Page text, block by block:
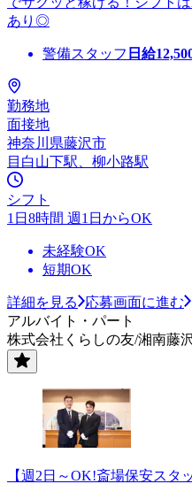
あり◎
警備スタッフ 日給
勤務地
面接地
神奈川県藤沢市
目白山下駅、柳小路駅
シフト
1日8時間 週1日からOK
未経験OK
短期OK
詳細を見る
応募画面に進む
アルバイト・パート
株式会社くらしの友/湘南藤
【週2日～OK!斎場保安ス